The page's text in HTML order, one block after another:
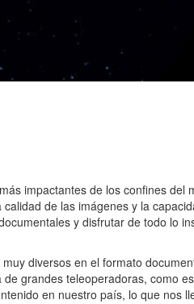
impactantes de los confines del
de las imágenes y la
y disfrutar de todo lo
diversos en el formato
grandes teleoperadoras, como
en nuestro país, lo que nos